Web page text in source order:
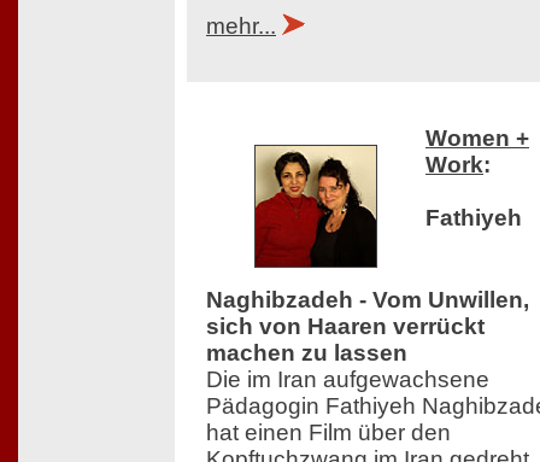
mehr...
Women +
Work:
Fathiyeh
Naghibzadeh - Vom Unwillen,
sich von Haaren verrückt
machen zu lassen
Die im Iran aufgewachsene
Pädagogin Fathiyeh
hat einen Film über den